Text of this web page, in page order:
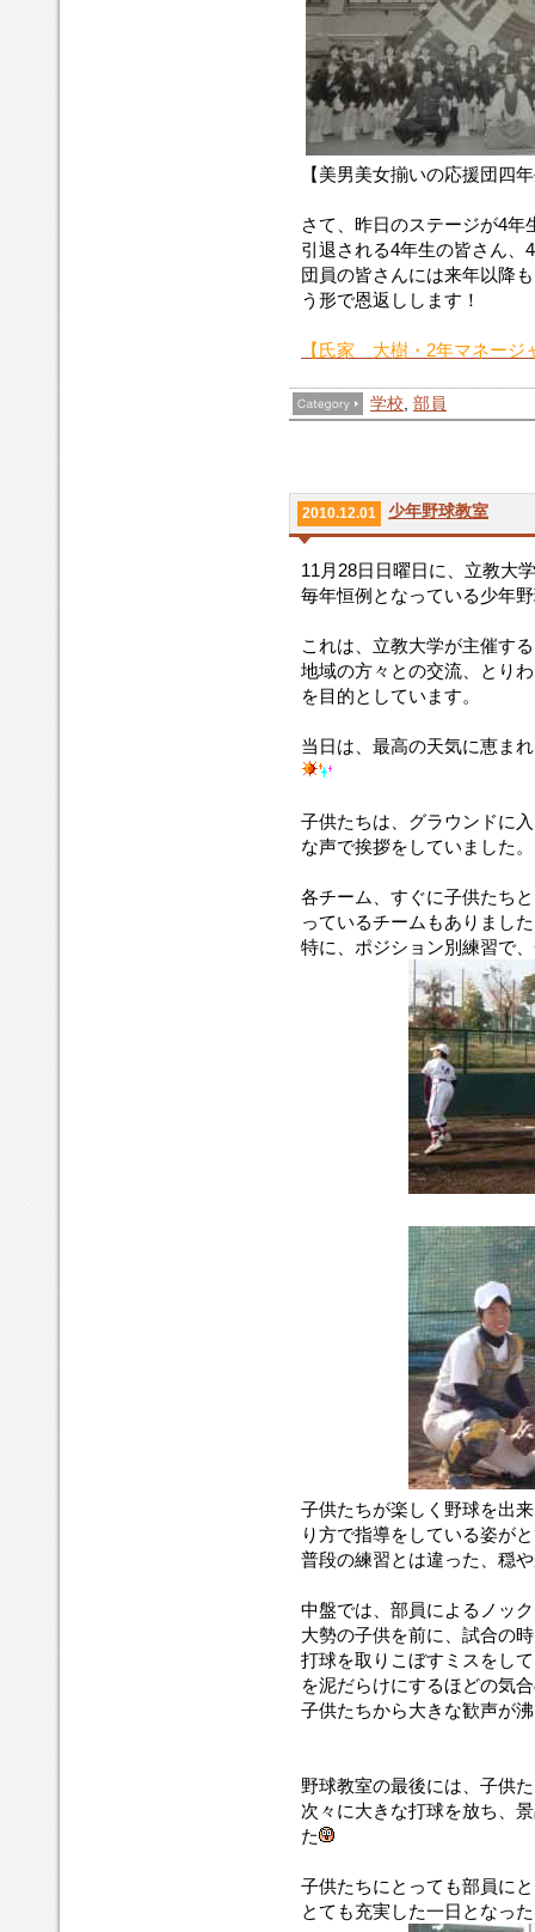
【美男美女揃いの応援団四
さて、昨日のステージが4
引退される4年生の皆さん、
団員の皆さんには来年以降
う形で恩返しします！
【氏家 大樹・2年マネージ
学校, 部員
2010.12.01 少年野球教室
11月28日日曜日に、立教大
毎年恒例となっている少年
これは、立教大学が主催す
地域の方々との交流、とり
を目的としています。
当日は、最高の天気に恵ま
子供たちは、グラウンドに
な声で挨拶をしていました。
各チーム、すぐに子供たち
っているチームもありまし
特に、ポジション別練習で
子供たちが楽しく野球を出
り方で指導をしている姿が
普段の練習とは違った、穏
中盤では、部員によるノッ
大勢の子供を前に、試合の
打球を取りこぼすミスをし
を泥だらけにするほどの気
子供たちから大きな歓声が
野球教室の最後には、子供
次々に大きな打球を放ち、
た
子供たちにとっても部員に
とても充実した一日となっ